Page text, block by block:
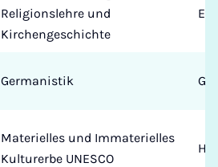
Religionslehre und
Kirchengeschichte
Germanistik
Materielles und Immaterielles
Kulturerbe UNESCO